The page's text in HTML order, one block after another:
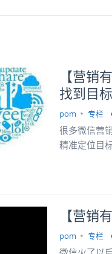
【营销
找到目
pom 专栏
很多微信营
精准定位目
【营销
pom 专栏